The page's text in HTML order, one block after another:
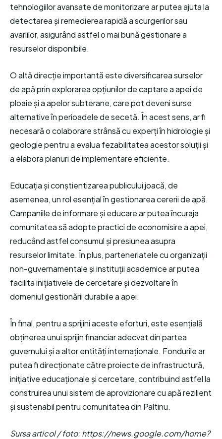
tehnologiilor avansate de monitorizare ar putea ajuta la
detectarea și remedierea rapidă a scurgerilor sau
avariilor, asigurând astfel o mai bună gestionare a
resurselor disponibile.
O altă direcție importantă este diversificarea surselor
de apă prin explorarea opțiunilor de captare a apei de
ploaie și a apelor subterane, care pot deveni surse
alternative în perioadele de secetă. În acest sens, ar fi
necesară o colaborare strânsă cu experți în hidrologie și
geologie pentru a evalua fezabilitatea acestor soluții și
a elabora planuri de implementare eficiente.
Educația și conștientizarea publicului joacă, de
asemenea, un rol esențial în gestionarea cererii de apă.
Campaniile de informare și educare ar putea încuraja
comunitatea să adopte practici de economisire a apei,
reducând astfel consumul și presiunea asupra
resurselor limitate. În plus, parteneriatele cu organizații
non-guvernamentale și instituții academice ar putea
facilita inițiativele de cercetare și dezvoltare în
domeniul gestionării durabile a apei.
În final, pentru a sprijini aceste eforturi, este esențială
obținerea unui sprijin financiar adecvat din partea
guvernului și a altor entități internaționale. Fondurile ar
putea fi direcționate către proiecte de infrastructură,
inițiative educaționale și cercetare, contribuind astfel la
construirea unui sistem de aprovizionare cu apă rezilient
și sustenabil pentru comunitatea din Paltinu.
Sursa articol / foto: https://news.google.com/home?